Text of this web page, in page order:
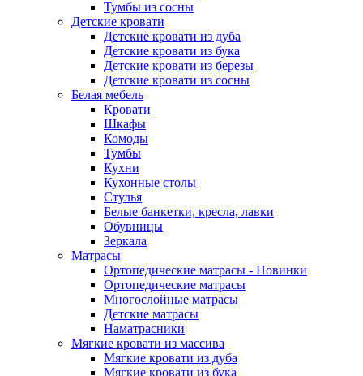
Тумбы из сосны
Детские кровати
Детские кровати из дуба
Детские кровати из бука
Детские кровати из березы
Детские кровати из сосны
Белая мебель
Кровати
Шкафы
Комоды
Тумбы
Кухни
Кухонные столы
Стулья
Белые банкетки, кресла, лавки
Обувницы
Зеркала
Матрасы
Ортопедические матрасы - Новинки
Ортопедические матрасы
Многослойные матрасы
Детские матрасы
Наматрасники
Мягкие кровати из массива
Мягкие кровати из дуба
Мягкие кровати из бука